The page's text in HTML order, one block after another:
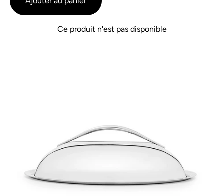
5
avis
Ce produit n'est pas disponible